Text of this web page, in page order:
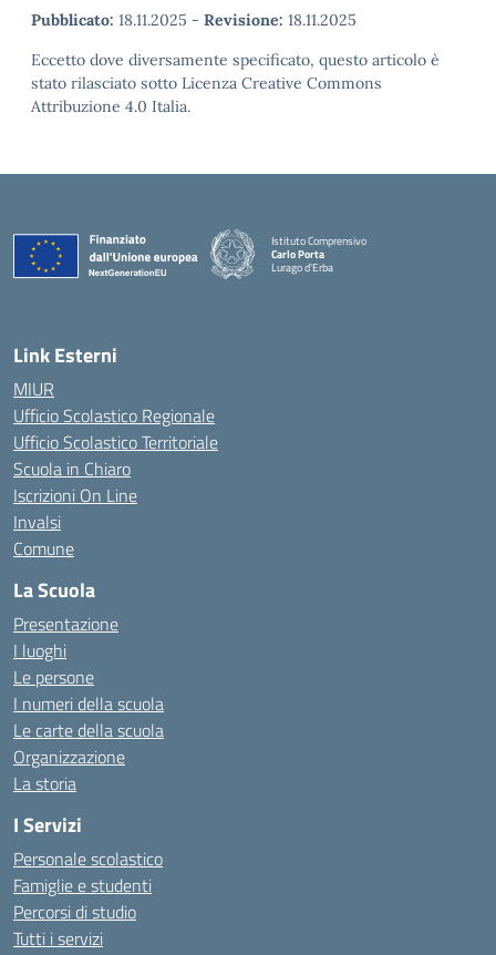
Pubblicato: 18.11.2025 - Revisione: 18.11.2025
Eccetto dove diversamente specificato, questo articolo è
stato rilasciato sotto Licenza Creative Commons
Attribuzione 4.0 Italia.
Istituto Comprensivo
Carlo Porta
Lurago d'Erba
— Visita la pagina iniziale della scuola
Link Esterni
MIUR
Ufficio Scolastico Regionale
Ufficio Scolastico Territoriale
Scuola in Chiaro
Iscrizioni On Line
Invalsi
Comune
La Scuola
Presentazione
I luoghi
Le persone
I numeri della scuola
Le carte della scuola
Organizzazione
La storia
I Servizi
Personale scolastico
Famiglie e studenti
Percorsi di studio
Tutti i servizi